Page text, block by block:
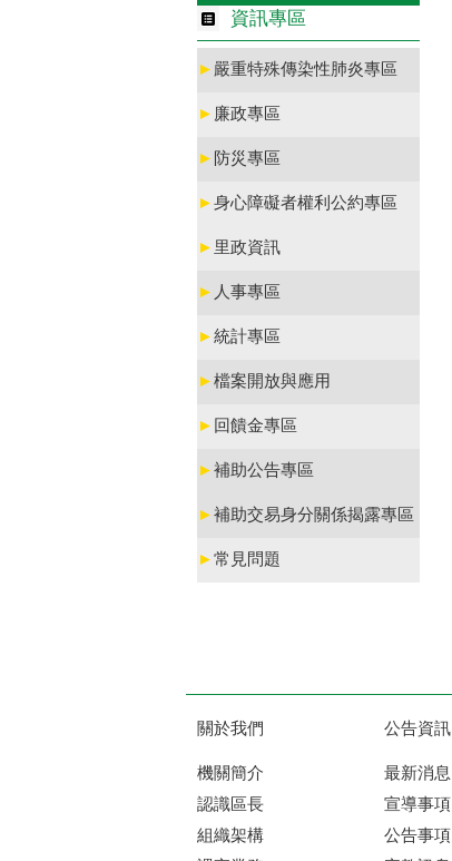
資訊專區
► 嚴重特殊傳染性肺炎專區
► 廉政專區
► 防災專區
►身心障礙者權利公約專區
► 里政資訊
► 人事專區
►統計專區
►檔案開放與應用
► 回饋金專區
►補助公告專區
►補助交易身分關係揭露專區
►常見問題
關於我們
機關簡介
認識區長
組織架構
公告資訊
最新消息
宣導事項
公告事項